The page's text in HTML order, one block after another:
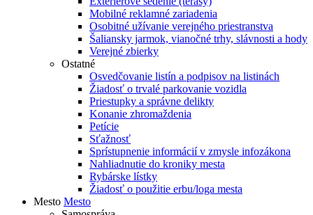
Mobilné reklamné zariadenia
Osobitné užívanie verejného priestranstva
Šaliansky jarmok, vianočné trhy, slávnosti a hody
Verejné zbierky
Ostatné
Osvedčovanie listín a podpisov na listinách
Žiadosť o trvalé parkovanie vozidla
Priestupky a správne delikty
Konanie zhromaždenia
Petície
Sťažnosť
Sprístupnenie informácií v zmysle infozákona
Nahliadnutie do kroniky mesta
Rybárske lístky
Žiadosť o použitie erbu/loga mesta
Mesto Mesto